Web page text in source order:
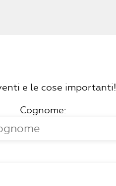
e le cose importanti!
Cognome: